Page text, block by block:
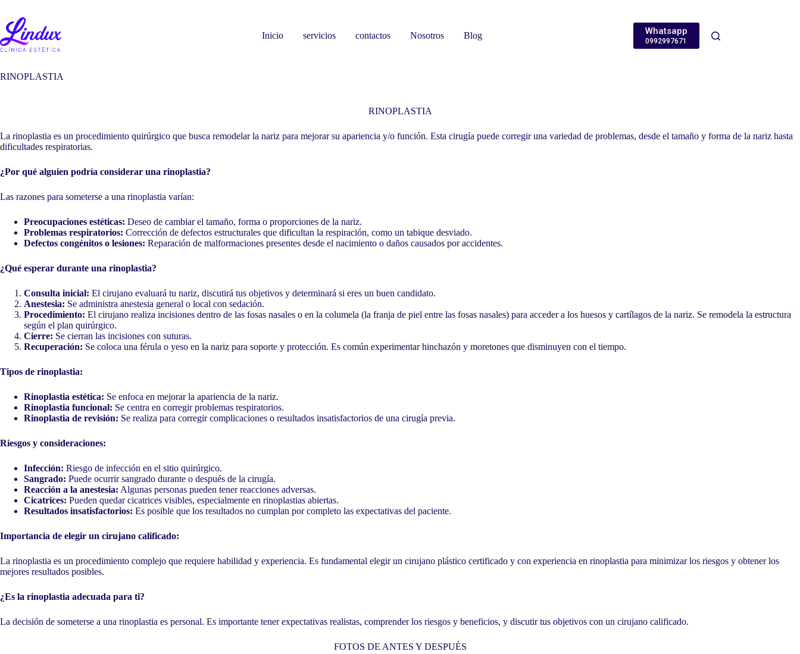
contenido
Inicio
servicios contactos Nosotros Blog Whatsapp
0992997671
RINOPLASTIA
RINOPLASTIA
La rinoplastia es un procedimiento quirúrgico que busca remodelar la nariz para mejorar su apariencia y/o función. Esta cirugía puede corregir una variedad de problemas, desde el tamaño y forma de la nariz hasta
dificultades respiratorias.
¿Por qué alguien podría considerar una rinoplastia?
Las razones para someterse a una rinoplastia varían:
Preocupaciones estéticas: Deseo de cambiar el tamaño, forma o proporciones de la nariz.
Problemas respiratorios: Corrección de defectos estructurales que dificultan la respiración, como un tabique desviado.
Defectos congénitos o lesiones: Reparación de malformaciones presentes desde el nacimiento o daños causados por accidentes.
¿Qué esperar durante una rinoplastia?
Consulta inicial: El cirujano evaluará tu nariz, discutirá tus objetivos y determinará si eres un buen candidato.
Anestesia: Se administra anestesia general o local con sedación.
Procedimiento: El cirujano realiza incisiones dentro de las fosas nasales o en la columela (la franja de piel entre las fosas nasales) para acceder a los huesos y cartílagos de la nariz. Se remodela la estructura
según el plan quirúrgico.
Cierre: Se cierran las incisiones con suturas.
Recuperación: Se coloca una férula o yeso en la nariz para soporte y protección. Es común experimentar hinchazón y moretones que disminuyen con el tiempo.
Tipos de rinoplastia:
Rinoplastia estética: Se enfoca en mejorar la apariencia de la nariz.
Rinoplastia funcional: Se centra en corregir problemas respiratorios.
Rinoplastia de revisión: Se realiza para corregir complicaciones o resultados insatisfactorios de una cirugía previa.
Riesgos y consideraciones:
Infección: Riesgo de infección en el sitio quirúrgico.
Sangrado: Puede ocurrir sangrado durante o después de la cirugía.
Reacción a la anestesia: Algunas personas pueden tener reacciones adversas.
Cicatrices: Pueden quedar cicatrices visibles, especialmente en rinoplastias abiertas.
Resultados insatisfactorios: Es posible que los resultados no cumplan por completo las expectativas del paciente.
Importancia de elegir un cirujano calificado:
La rinoplastia es un procedimiento complejo que requiere habilidad y experiencia. Es fundamental elegir un cirujano plástico certificado y con experiencia en rinoplastia para minimizar los riesgos y obtener los
mejores resultados posibles.
¿Es la rinoplastia adecuada para ti?
La decisión de someterse a una rinoplastia es personal. Es importante tener expectativas realistas, comprender los riesgos y beneficios, y discutir tus objetivos con un cirujano calificado.
FOTOS DE ANTES Y DESPUÉS